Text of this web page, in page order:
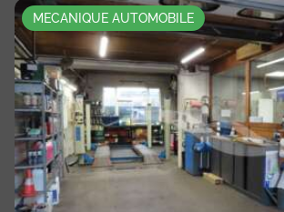
MECANIQUE AUTOMOBILE